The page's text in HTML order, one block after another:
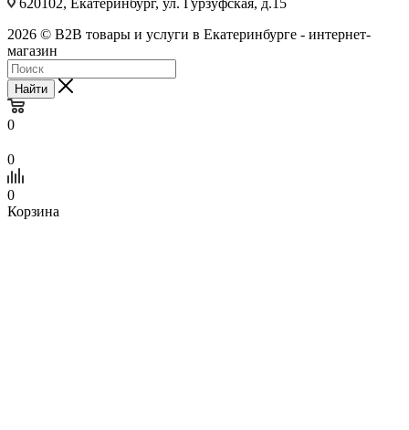
620102, Екатеринбург, ул. Гурзуфская, д.15
2026 © B2B товары и услуги в Екатеринбурге - интернет-
магазин
Найти
0
0
0
Корзина